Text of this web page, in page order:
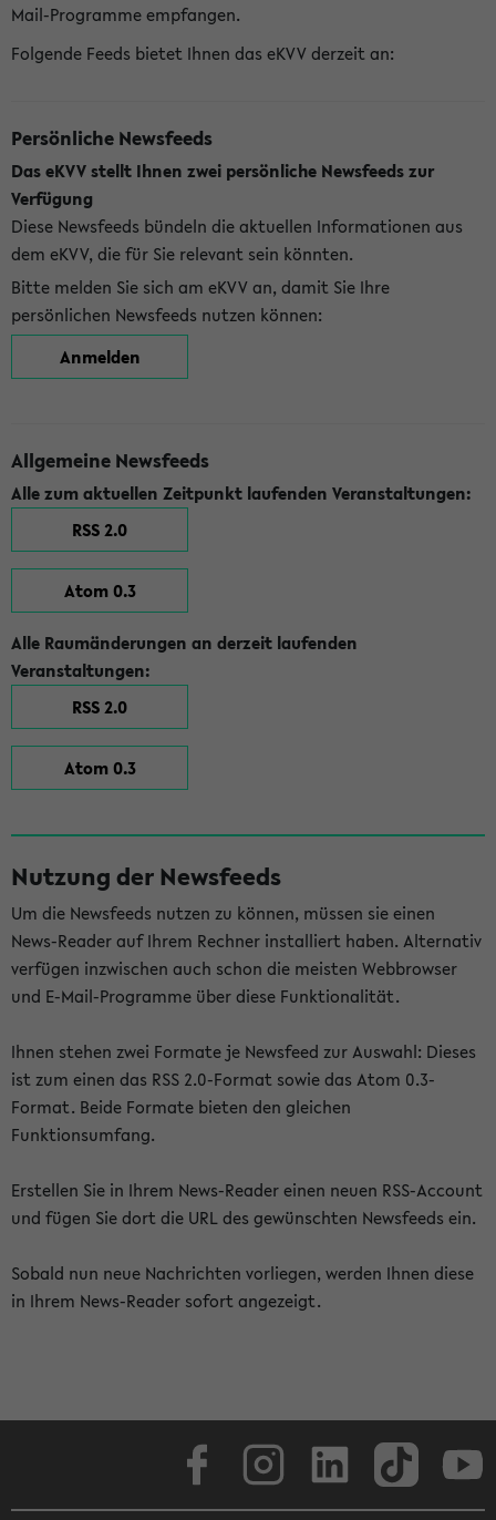
Mail-Programme empfangen.
Folgende Feeds bietet Ihnen das eKVV derzeit an:
Persönliche Newsfeeds
Das eKVV stellt Ihnen zwei persönliche Newsfeeds zur
Verfügung
Diese Newsfeeds bündeln die aktuellen Informationen aus
dem eKVV, die für Sie relevant sein könnten.
Bitte melden Sie sich am eKVV an, damit Sie Ihre
persönlichen Newsfeeds nutzen können:
Anmelden
Allgemeine Newsfeeds
Alle zum aktuellen Zeitpunkt laufenden Veranstaltungen:
RSS 2.0
Atom 0.3
Alle Raumänderungen an derzeit laufenden
Veranstaltungen:
RSS 2.0
Atom 0.3
Nutzung der Newsfeeds
Um die Newsfeeds nutzen zu können, müssen sie einen
News-Reader auf Ihrem Rechner installiert haben. Alternativ
verfügen inzwischen auch schon die meisten Webbrowser
und E-Mail-Programme über diese Funktionalität.
Ihnen stehen zwei Formate je Newsfeed zur Auswahl: Dieses
ist zum einen das RSS 2.0-Format sowie das Atom 0.3-
Format. Beide Formate bieten den gleichen
Funktionsumfang.
Erstellen Sie in Ihrem News-Reader einen neuen RSS-Account
und fügen Sie dort die URL des gewünschten Newsfeeds ein.
Sobald nun neue Nachrichten vorliegen, werden Ihnen diese
in Ihrem News-Reader sofort angezeigt.